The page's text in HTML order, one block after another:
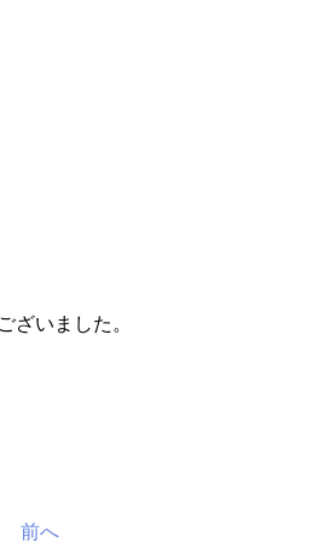
いました。
前へ